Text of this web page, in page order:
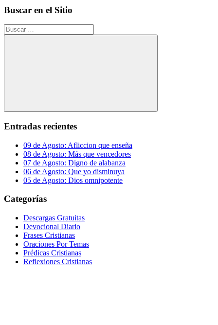
Buscar en el Sitio
Buscar:
Buscar
Entradas recientes
09 de Agosto: Afliccion que enseña
08 de Agosto: Más que vencedores
07 de Agosto: Digno de alabanza
06 de Agosto: Que yo disminuya
05 de Agosto: Dios omnipotente
Categorías
Descargas Gratuitas
Devocional Diario
Frases Cristianas
Oraciones Por Temas
Prédicas Cristianas
Reflexiones Cristianas